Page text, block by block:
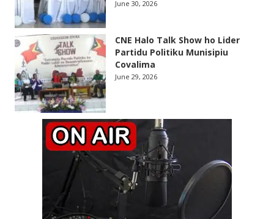
June 30, 2026
CNE Halo Talk Show ho Lider
Partidu Politiku Munisipiu
Covalima
June 29, 2026